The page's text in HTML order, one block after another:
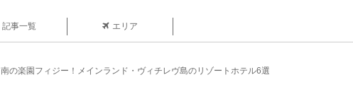
記事一覧 エリア
南の楽園フィジー！メインランド・ヴィチレヴ島のリゾートホテル6選